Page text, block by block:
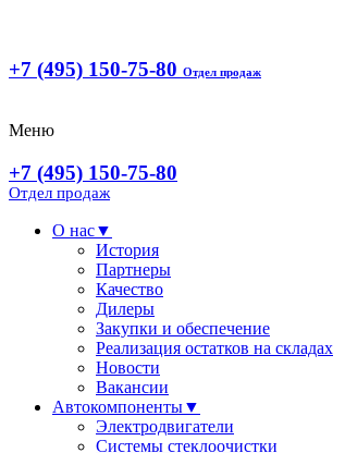
+7 (495) 150-75-80 Отдел продаж
Меню
+7 (495) 150-75-80
Отдел продаж
О нас▼
История
Партнеры
Качество
Дилеры
Закупки и обеспечение
Реализация остатков на складах
Новости
Вакансии
Автокомпоненты▼
Электродвигатели
Системы стеклоочистки